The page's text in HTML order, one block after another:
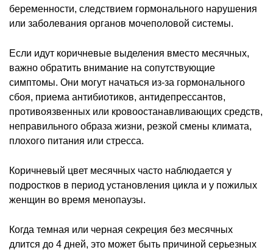
беременности, следствием гормонального нарушения
или заболевания органов мочеполовой системы.
Если идут коричневые выделения вместо месячных,
важно обратить внимание на сопутствующие
симптомы. Они могут начаться из-за гормонального
сбоя, приема антибиотиков, антидепрессантов,
противоязвенных или кровоостанавливающих средств,
неправильного образа жизни, резкой смены климата,
плохого питания или стресса.
Коричневый цвет месячных часто наблюдается у
подростков в период установления цикла и у пожилых
женщин во время менопаузы.
Когда темная или черная секреция без месячных
длится до 4 дней, это может быть причиной серьезных